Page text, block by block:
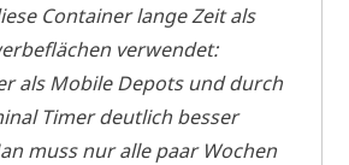
Container lange Zeit als
verwendet:
als Mobile Depots und durch
Timer deutlich besser
muss nur alle paar Wochen